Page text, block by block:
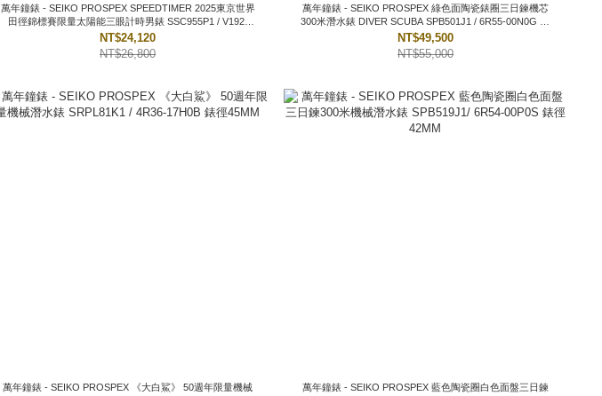
萬年鐘錶 - SEIKO PROSPEX SPEEDTIMER 2025東京世界
田徑錦標賽限量太陽能三眼計時男錶 SSC955P1 / V192-
0AP0P 錶徑39MM
NT$24,120
NT$26,800
萬年鐘錶 - SEIKO PROSPEX 綠色面陶瓷錶圈三日鍊機芯
300米潛水錶 DIVER SCUBA SPB501J1 / 6R55-00N0G 錶
徑40MM
NT$49,500
NT$55,000
萬年鐘錶 - SEIKO PROSPEX 《大白鯊》 50週年限量機械
萬年鐘錶 - SEIKO PROSPEX 藍色陶瓷圈白色面盤三日鍊